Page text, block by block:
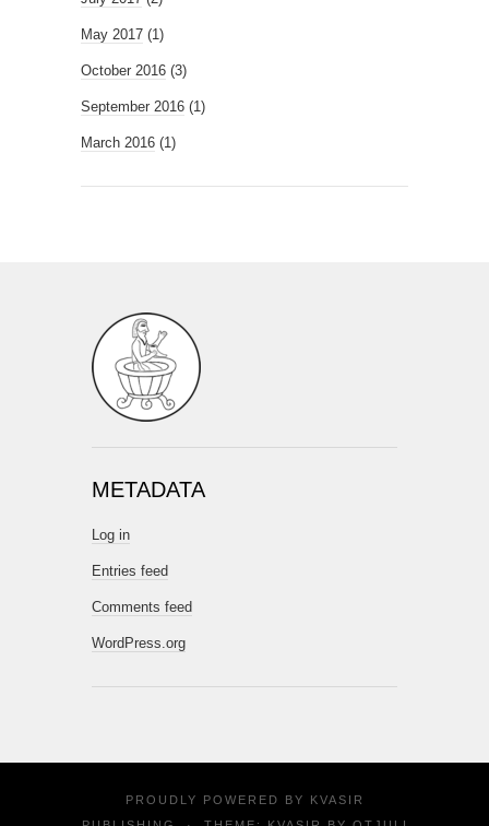
May 2017 (1)
October 2016 (3)
September 2016 (1)
March 2016 (1)
METADATA
Log in
Entries feed
Comments feed
WordPress.org
PROUDLY POWERED BY
KVASIR